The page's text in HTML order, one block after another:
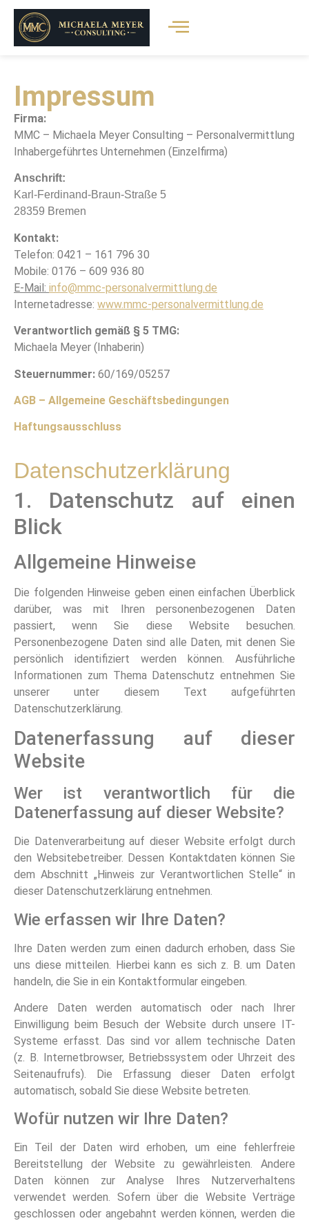
Impressum
Firma:
MMC – Michaela Meyer Consulting – Personalvermittlung
Inhabergeführtes Unternehmen (Einzelfirma)
Anschrift:
Karl-Ferdinand-Braun-Straße 5
28359 Bremen
Kontakt:
Telefon: 0421 – 161 796 30
Mobile: 0176 – 609 936 80
E-Mail: info@mmc-personalvermittlung.de
Internetadresse: www.mmc-personalvermittlung.de
Verantwortlich gemäß § 5 TMG:
Michaela Meyer (Inhaberin)
Steuernummer: 60/169/05257
AGB – Allgemeine Geschäftsbedingungen
Haftungsausschluss
Datenschutzerklärung
1. Datenschutz auf einen
Blick
Allgemeine Hinweise
Die folgenden Hinweise geben einen einfachen Überblick
darüber, was mit Ihren personenbezogenen Daten
passiert, wenn Sie diese Website besuchen.
Personenbezogene Daten sind alle Daten, mit denen Sie
persönlich identifiziert werden können. Ausführliche
Informationen zum Thema Datenschutz entnehmen Sie
unserer unter diesem Text aufgeführten
Datenschutzerklärung.
Datenerfassung auf dieser
Website
Wer ist verantwortlich für die
Datenerfassung auf dieser Website?
Die Datenverarbeitung auf dieser Website erfolgt durch
den Websitebetreiber. Dessen Kontaktdaten können Sie
dem Abschnitt „Hinweis zur Verantwortlichen Stelle“ in
dieser Datenschutzerklärung entnehmen.
Wie erfassen wir Ihre Daten?
Ihre Daten werden zum einen dadurch erhoben, dass Sie
uns diese mitteilen. Hierbei kann es sich z. B. um Daten
handeln, die Sie in ein Kontaktformular eingeben.
Andere Daten werden automatisch oder nach Ihrer
Einwilligung beim Besuch der Website durch unsere IT-
Systeme erfasst. Das sind vor allem technische Daten
(z. B. Internetbrowser, Betriebssystem oder Uhrzeit des
Seitenaufrufs). Die Erfassung dieser Daten erfolgt
automatisch, sobald Sie diese Website betreten.
Wofür nutzen wir Ihre Daten?
Ein Teil der Daten wird erhoben, um eine fehlerfreie
Bereitstellung der Website zu gewährleisten. Andere
Daten können zur Analyse Ihres Nutzerverhaltens
verwendet werden. Sofern über die Website Verträge
geschlossen oder angebahnt werden können, werden die